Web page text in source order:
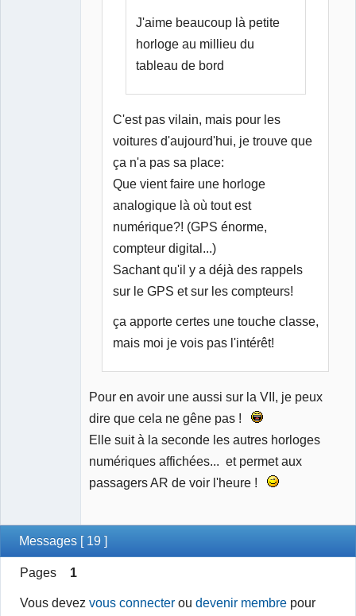
J'aime beaucoup là petite
horloge au millieu du
tableau de bord
C'est pas vilain, mais pour les
voitures d'aujourd'hui, je trouve que
ça n'a pas sa place:
Que vient faire une horloge
analogique là où tout est
numérique?! (GPS énorme,
compteur digital...)
Sachant qu'il y a déjà des rappels
sur le GPS et sur les compteurs!
ça apporte certes une touche classe,
mais moi je vois pas l'intérêt!
Pour en avoir une aussi sur la VII, je peux
dire que cela ne gêne pas !
Elle suit à la seconde les autres horloges
numériques affichées... et permet aux
passagers AR de voir l'heure !
Messages [ 19 ]
Pages 1
Vous devezvous connecter oudevenir membre pour